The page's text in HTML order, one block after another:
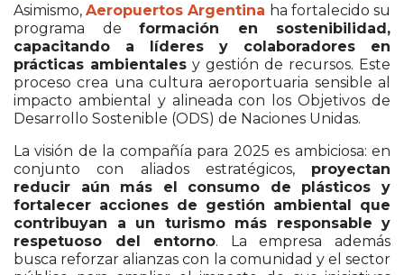
Asimismo,Aeropuertos Argentina ha fortalecido su
programa de formación en sostenibilidad,
capacitando a líderes y colaboradores en
prácticas ambientales y gestión de recursos. Este
proceso crea una cultura aeroportuaria sensible al
impacto ambiental y alineada con los Objetivos de
Desarrollo Sostenible (ODS) de Naciones Unidas.
La visión de la compañía para 2025 es ambiciosa: en
conjunto con aliados estratégicos, proyectan
reducir aún más el consumo de plásticos y
fortalecer acciones de gestión ambiental que
contribuyan a un turismo más responsable y
respetuoso del entorno. La empresa además
busca reforzar alianzas con la comunidad y el sector